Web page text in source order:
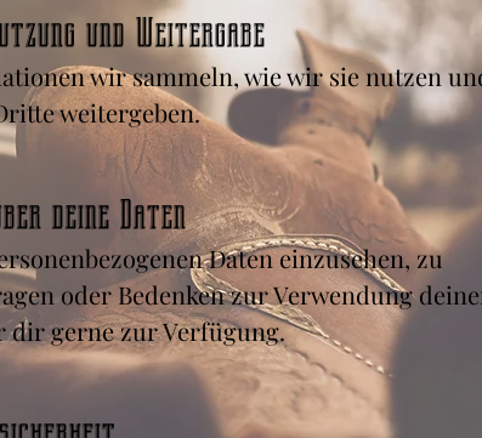
und Weitergabe
wir sammeln, wie wir sie nutzen
weitergeben.
deine Daten
Daten einzusehen, zu
oder Bedenken zur Verwendung
dir gerne zur Verfügung.